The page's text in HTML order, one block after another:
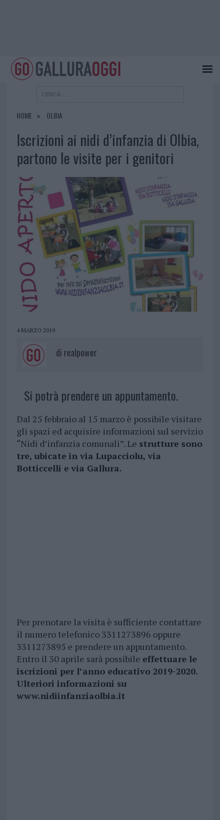
HOME OLBIA
Iscrizioni ai nidi d’infanzia di Olbia,
partono le visite per i genitori
4 MARZO 2019
di realpower
Si potrà prendere un appuntamento.
Dal 25 febbraio al 15 marzo è possibile visitare
gli spazi ed acquisire informazioni sul servizio
“Nidi d’infanzia comunali”. Le strutture sono
tre, ubicate in via Lupacciolu, via
Botticcelli e via Gallura.
Per prenotare la visita è sufficiente contattare
il numero telefonico 3311273896 oppure
3311273895 e prendere un appuntamento.
Entro il 30 aprile sarà possibile effettuare le
iscrizioni per l’anno educativo 2019-2020.
Ulteriori informazioni su
www.nidiinfanziaolbia.it